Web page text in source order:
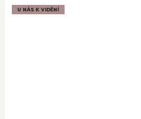
U NÁS K VIDĚNÍ